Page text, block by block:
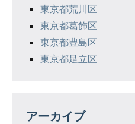
東京都荒川区
東京都葛飾区
東京都豊島区
東京都足立区
アーカイブ